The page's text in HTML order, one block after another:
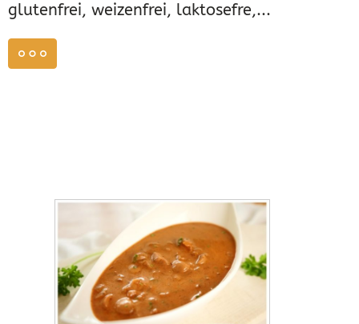
glutenfrei, weizenfrei, laktosefre,...